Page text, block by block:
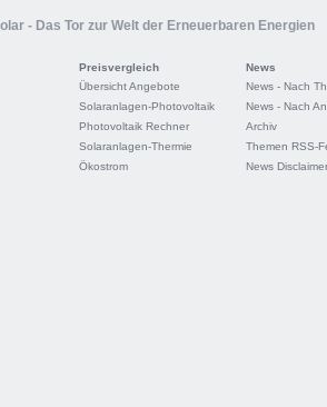
- Das Tor zur Welt der Erneuerbaren Energien
Preisvergleich
Übersicht Angebote
Solaranlagen-Photovoltaik
Photovoltaik Rechner
Solaranlagen-Thermie
Ökostrom
News
News - Nach
News - Nach
Archiv
Themen RSS-
News Disclaimer